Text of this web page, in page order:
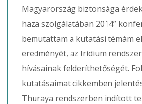
Magyarország biztonsága
haza szolgálatában 2014”
bemutattam a kutatási témám
eredményét, az Iridium
hívásainak felderíthetőségét.
kutatásaimat cikkemben
Thuraya rendszerben indított